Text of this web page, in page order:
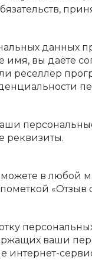
данных
вы даёте
реселлер
реквизиты.
в любой
ваши
интернет-